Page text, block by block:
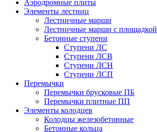
Аэродромные плиты
Элементы лестниц
Лестничные марши
Лестничные марши с площадкой
Бетонные ступени
Ступени ЛС
Ступени ЛСВ
Ступени ЛСН
Ступени ЛСП
Перемычки
Перемычки брусковые ПБ
Перемычки плитные ПП
Элементы колодцев
Колодцы железобетонные
Бетонные кольца